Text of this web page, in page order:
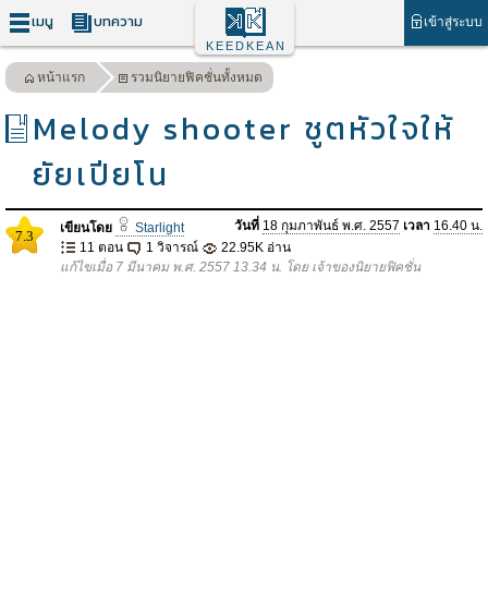
เมนู บทความ เข้าสู่ระบบ
KEEDKEAN
หน้าแรก รวมนิยายฟิคชั่นทั้งหมด
Melody shooter ชูตหัวใจให้
ยัยเปียโน
7.3 เขียนโดย Starlight วันที่ 18 กุมภาพันธ์ พ.ศ. 2557 เวลา 16.40 น.
11 ตอน
1 วิจารณ์
22.95K อ่าน
แก้ไขเมื่อ 7 มีนาคม พ.ศ. 2557 13.34 น. โดย เจ้าของนิยายฟิคชั่น